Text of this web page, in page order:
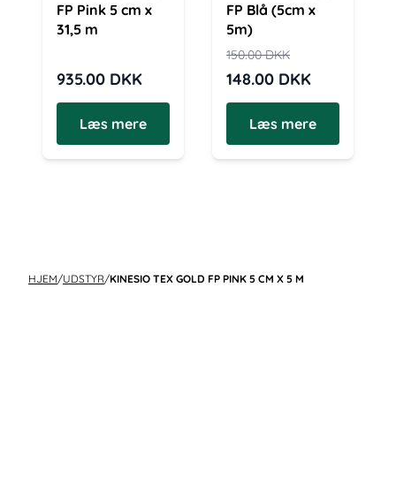
FP Pink 5 cm x
31,5 m
935.00 DKK
Læs mere
FP Blå (5cm x
5m)
150.00DKK
148.00 DKK
Læs mere
HJEM/UDSTYR/KINESIO TEX GOLD FP PINK 5 CM X 5 M